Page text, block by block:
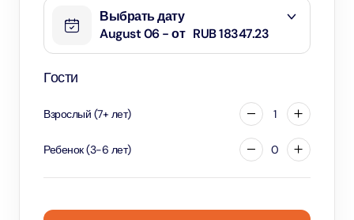
Выбрать дату
August 06 - от RUB 18347.23
Гости
Взрослый (7+ лет) 1
Ребенок(3-6 лет) 0